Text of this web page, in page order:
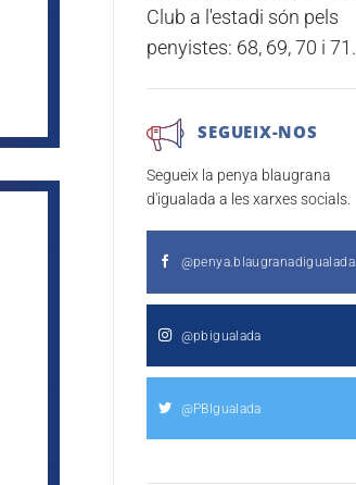
Club a l'estadi són pels
penyistes: 68, 69, 70 i 71.
SEGUEIX-NOS
Segueix la penya blaugrana
d'igualada a les xarxes socials.
@penya.blaugranadigualada
@pbigualada
@PBIgualada